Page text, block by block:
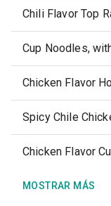
Chili Flavor Top
Cup Noodles,
Chicken Flavor
Spicy Chile
Chicken Flavor
MOSTRAR MÁS